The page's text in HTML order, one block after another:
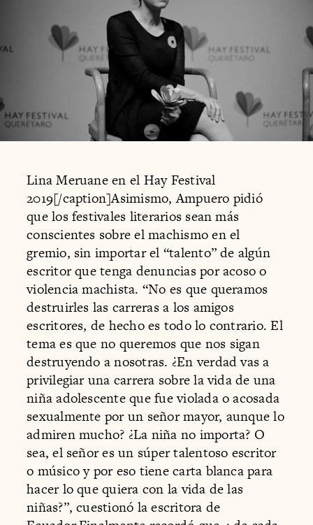
Lina Meruane en el Hay Festival
2019[/caption]Asimismo, Ampuero pidió
que los festivales literarios sean más
conscientes sobre el machismo en el
gremio, sin importar el “talento” de algún
escritor que tenga denuncias por acoso o
violencia machista. “No es que queramos
destruirles las carreras a los amigos
escritores, de hecho es todo lo contrario. El
tema es que no queremos que nos sigan
destruyendo a nosotras. ¿En verdad vas a
privilegiar una carrera sobre la vida de una
niña adolescente que fue violada o acosada
sexualmente por un señor mayor, aunque lo
admiren mucho? ¿La niña no importa? O
sea, el señor es un súper talentoso escritor
o músico y por eso tiene carta blanca para
hacer lo que quiera con la vida de las
niñas?”, cuestionó la escritora de